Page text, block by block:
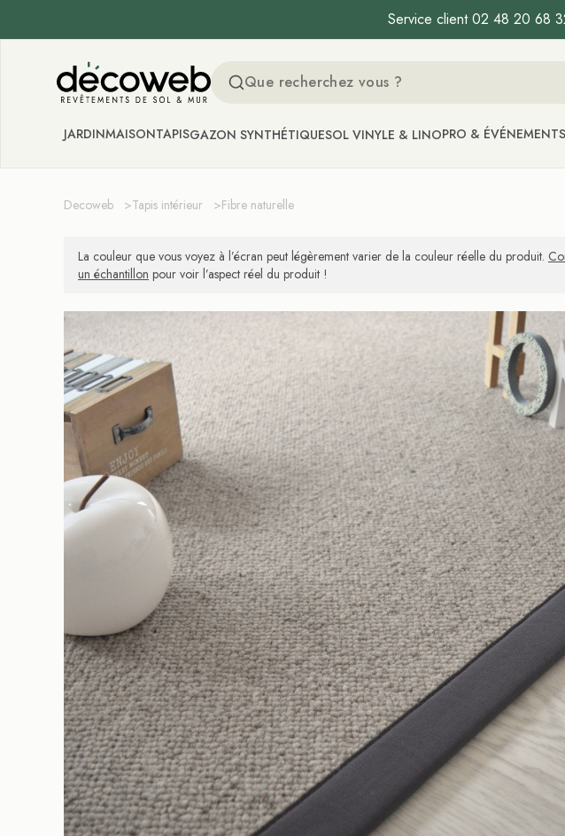
Service client 02 48 20 68
Decoweb
JARDINMAISONTAPISGAZON SYNTHÉTIQUESOL VINYLE & LINOPRO & ÉVÉNEMENTS
Decoweb >Tapis intérieur >Fibre naturelle
La couleur que vous voyez à l’écran peut légèrement varier de la couleur réelle du produit.
un échantillon pour voir l’aspect réel du produit !